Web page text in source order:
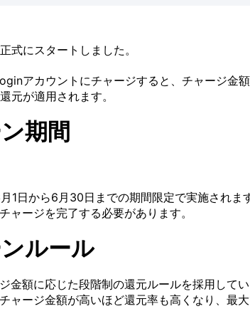
式にスタートしました。
アカウントにチャージすると、チャージ金
元が適用されます。
期間
1日から6月30日までの期間限定で実施されま
ャージを完了する必要があります。
ルール
金額に応じた段階制の還元ルールを採用して
ャージ金額が高いほど還元率も高くなり、最